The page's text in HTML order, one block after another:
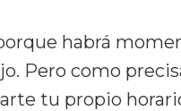
habrá
Pero como
tu propio